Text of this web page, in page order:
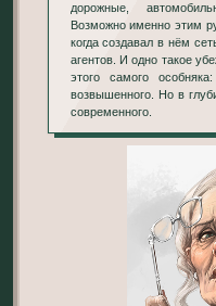
дорожные,
Возможно именно этим
когда создавал в нём
агентов. И одно такое
этого самого
возвышенного. Но в
современного.